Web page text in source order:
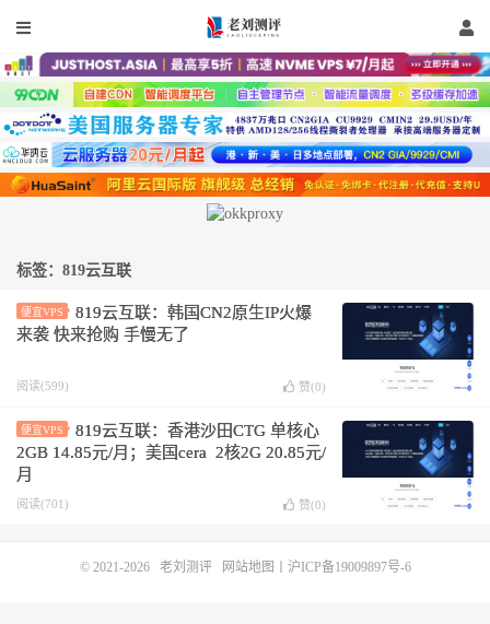
标签：819云互联
便宜VPS
819云互联：韩国CN2原生IP火爆
来袭 快来抢购 手慢无了
阅读(599) 赞(0)
便宜VPS
819云互联：香港沙田CTG 单核心
2GB 14.85元/月；美国cera 2核2G 20.85元/
月
阅读(701) 赞(0)
© 2021-2026 老刘测评 网站地图 沪ICP备19009897号-6